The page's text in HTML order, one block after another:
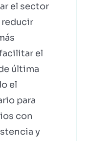
el sector
reducir
el
última
el
para
con
y